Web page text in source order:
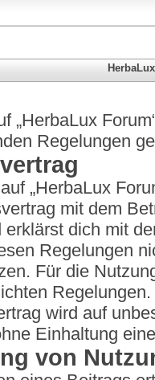
„HerbaLux
Regelungen
„HerbaLux
mit dem
erklärst dich mit
Regelungen
Für die
Regelungen.
wird auf
Einhaltung
von